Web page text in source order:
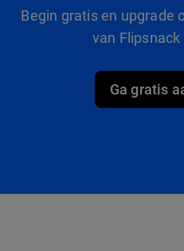
Begin gratis en upgrade
van
Ga gratis